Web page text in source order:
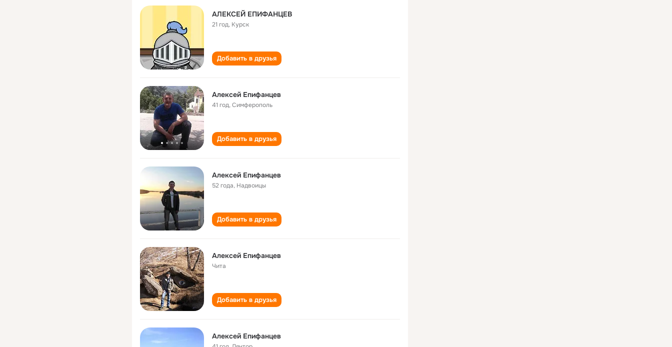
АЛЕКСЕЙ ЕПИФАНЦЕВ
21 год, Курск
Добавить в друзья
Алексей Епифанцев
41 год,Симферополь
Добавить в друзья
Алексей Епифанцев
52 года, Надвоицы
Добавить в друзья
Алексей Епифанцев
Чита
Добавить в друзья
Алексей Епифанцев